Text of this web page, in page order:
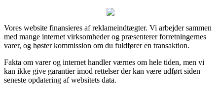
Vores website finansieres af reklameindtægter. Vi arbejder sammen
med mange internet virksomheder og præsenterer forretningernes
varer, og høster kommission om du fuldfører en transaktion.
Fakta om varer og internet handler værnes om hele tiden, men vi
kan ikke give garantier imod rettelser der kan være udført siden
seneste opdatering af websitets data.